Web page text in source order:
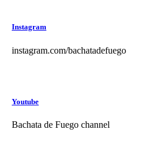
Instagram
instagram.com/bachatadefuego
Youtube
Bachata de Fuego channel